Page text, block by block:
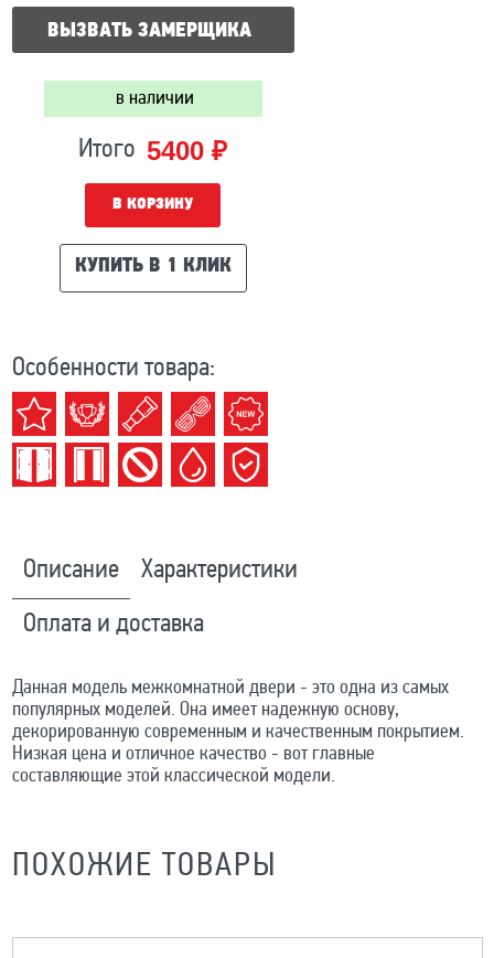
ВЫЗВАТЬ ЗАМЕРЩИКА
в наличии
Итого 5400 ₽
В КОРЗИНУ
КУПИТЬ В 1 КЛИК
Особенности товара:
Описание Характеристики
Оплата и доставка
Данная модель межкомнатной двери - это одна из самых
популярных моделей. Она имеет надежную основу,
декорированную современным и качественным покрытием.
Низкая цена и отличное качество - вот главные
составляющие этой классической модели.
ПОХОЖИЕ ТОВАРЫ